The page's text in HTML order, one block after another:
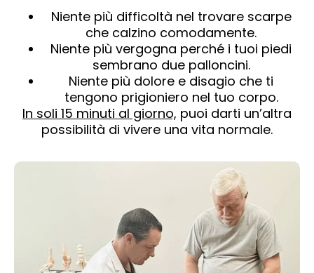
Niente più difficoltà nel trovare scarpe
che calzino comodamente.
Niente più vergogna perché i tuoi piedi
sembrano due palloncini.
Niente più dolore e disagio che ti
tengono prigioniero nel tuo corpo.
In soli 15 minuti al giorno, puoi darti un’altra
possibilità di vivere una vita normale.